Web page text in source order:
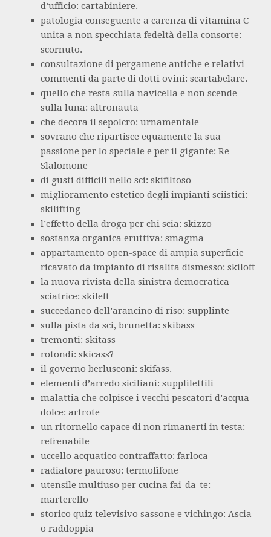
d’ufficio: cartabiniere.
patologia conseguente a carenza di vitamina C
unita a non specchiata fedeltà della consorte:
scornuto.
consultazione di pergamene antiche e relativi
commenti da parte di dotti ovini: scartabelare.
quello che resta sulla navicella e non scende
sulla luna: altronauta
che decora il sepolcro: urnamentale
sovrano che ripartisce equamente la sua
passione per lo speciale e per il gigante: Re
Slalomone
di gusti difficili nello sci: skifiltoso
miglioramento estetico degli impianti sciistici:
skilifting
l’effetto della droga per chi scia: skizzo
sostanza organica eruttiva: smagma
appartamento open-space di ampia superficie
ricavato da impianto di risalita dismesso: skiloft
la nuova rivista della sinistra democratica
sciatrice: skileft
succedaneo dell’arancino di riso: supplinte
sulla pista da sci, brunetta: skibass
tremonti: skitass
rotondi: skicass?
il governo berlusconi: skifass.
elementi d’arredo siciliani: supplìlettili
malattia che colpisce i vecchi pescatori d’acqua
dolce: artrote
un ritornello capace di non rimanerti in testa:
refrenabile
uccello acquatico contraffatto: farloca
radiatore pauroso: termofifone
utensile multiuso per cucina fai-da-te:
marterello
storico quiz televisivo sassone e vichingo: Ascia
o raddoppia